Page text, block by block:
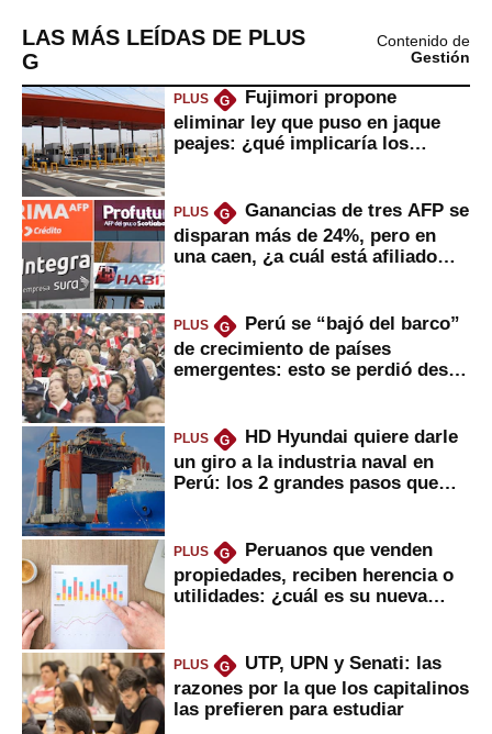
LAS MÁS LEÍDAS DE PLUS
G
Contenido de
Gestión
PLUS G
Fujimori propone
eliminar ley que puso en jaque
peajes: ¿qué implicaría los
PLUS G
Ganancias de tres AFP se
disparan más de 24%, pero en
una caen, ¿a cuál está afiliado
PLUS G
Perú se “bajó del barco”
de crecimiento de países
emergentes: esto se perdió desde
PLUS G
HD Hyundai quiere darle
un giro a la industria naval en
Perú: los 2 grandes pasos que
PLUS G
Peruanos que venden
propiedades, reciben herencia o
utilidades: ¿cuál es su nueva
PLUS G
UTP, UPN y Senati: las
razones por la que los capitalinos
las prefieren para estudiar